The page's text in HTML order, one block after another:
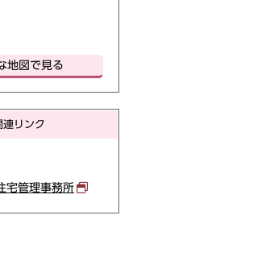
地図で見る
連リンク
宅管理事務所